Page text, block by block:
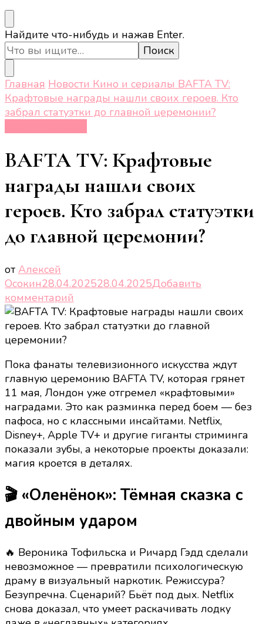
Ищите
что-
то?
Найдите что-нибудь и нажав Enter.
Главная Новости Кино и сериалы BAFTA TV:
Крафтовые награды нашли своих героев. Кто
забрал статуэтки до главной церемонии?
BAFTA TV: Крафтовые
награды нашли своих
героев. Кто забрал статуэтки
до главной церемонии?
от Алексей
Осокин28.04.202528.04.2025Добавить
комментарий
записи
BAFTA
награды
нашли
своих
героев.
Кто
забрал
статуэтки
до
церемонии?
Пока фанаты телевизионного искусства ждут
главную церемонию BAFTA TV, которая грянет
11 мая, Лондон уже отгремел «крафтовыми»
наградами. Это как разминка перед боем — без
пафоса, но с классными инсайтами. Netflix,
Disney+, Apple TV+ и другие гиганты стриминга
показали зубы, а некоторые проекты доказали:
магия кроется в деталях.
🎬 «Оленёнок»: Тёмная сказка с
двойным ударом
🔥 Вероника Тофильска и Ричард Гэдд сделали
невозможное — превратили психологическую
драму в визуальный наркотик. Режиссура?
Безупречна. Сценарий? Бьёт под дых. Netflix
снова доказал, что умеет раскачивать лодку